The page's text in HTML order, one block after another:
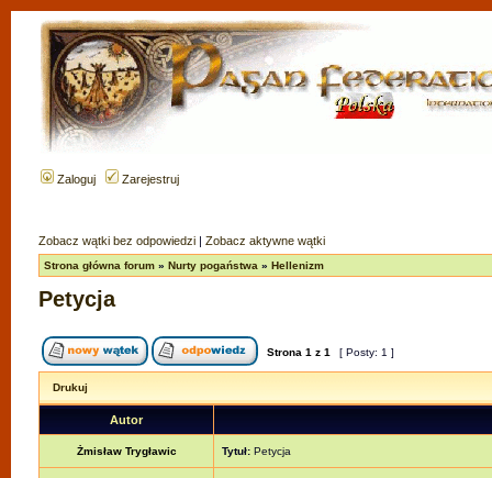
Zaloguj Zarejestruj
Zobacz wątki bez odpowiedzi | Zobacz aktywne wątki
Strona główna forum » Nurty pogaństwa » Hellenizm
Petycja
Strona 1 z 1 [ Posty: 1 ]
Drukuj
Autor
Żmisław Trygławic Tytuł: Petycja